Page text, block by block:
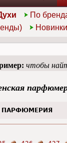
По
Новинки
чтобы